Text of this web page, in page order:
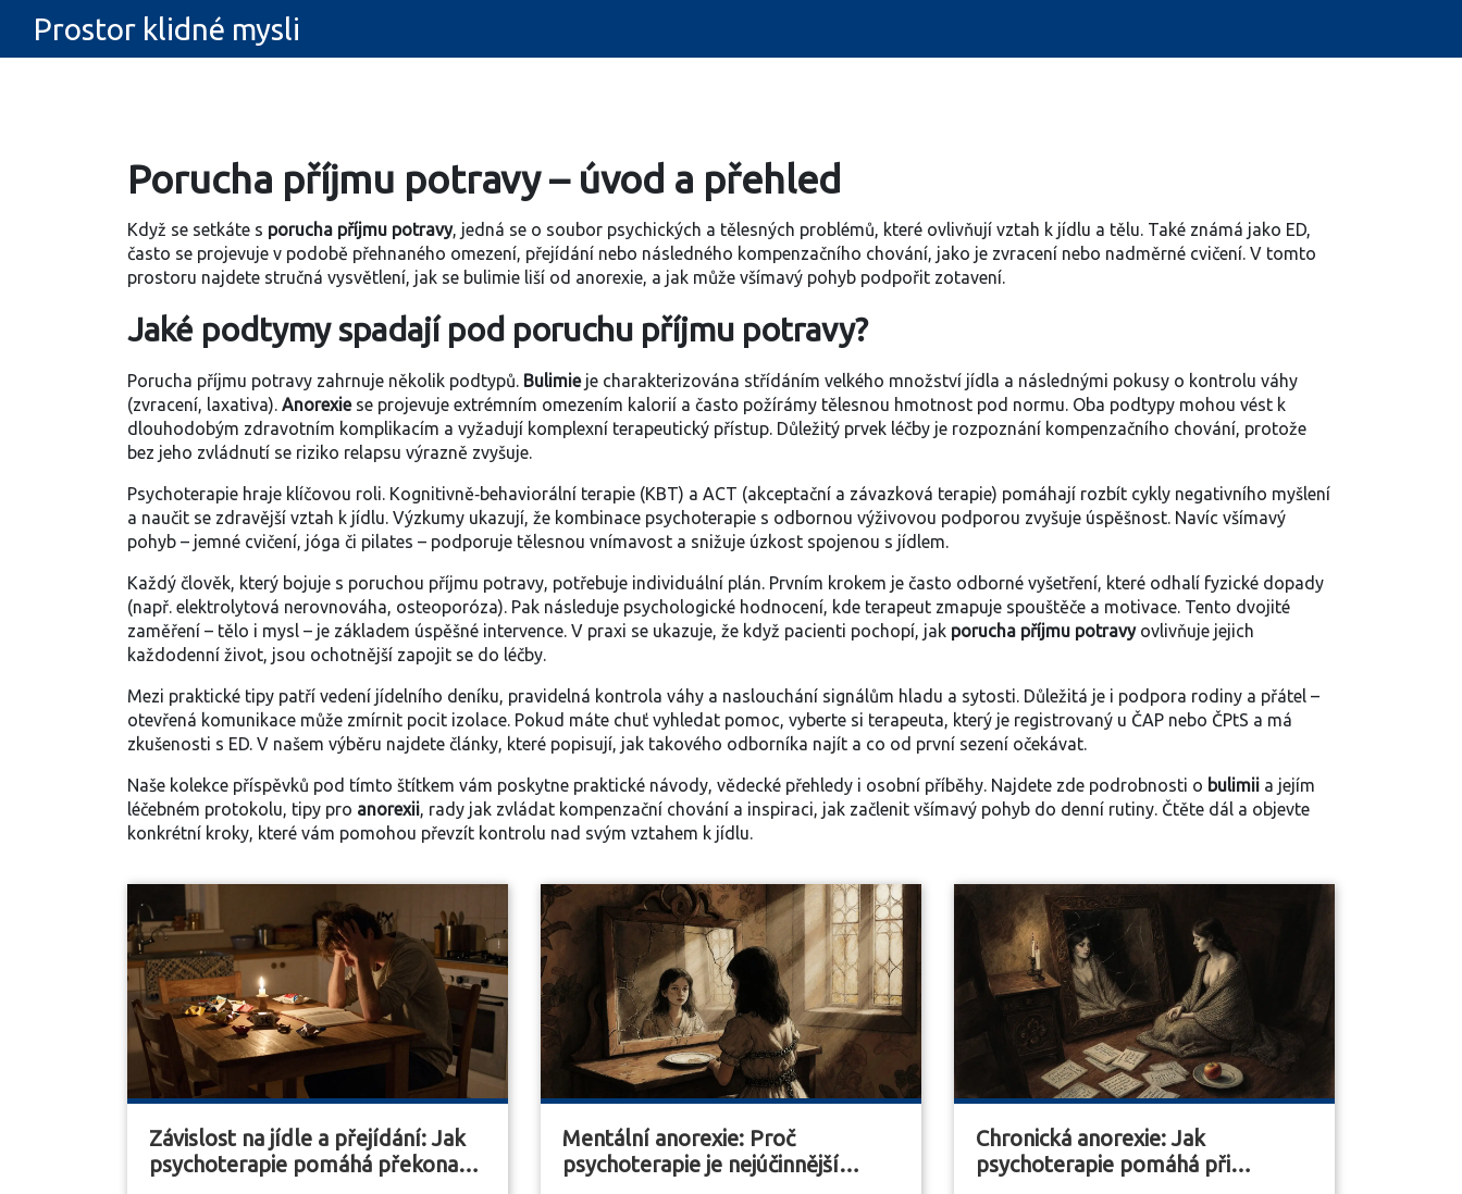
Prostor klidné mysli
Porucha příjmu potravy – úvod a přehled
Když se setkáte s porucha příjmu potravy, jedná se o soubor psychických a tělesných problémů, které ovlivňují vztah k jídlu a tělu. Také známá jako ED,
často se projevuje v podobě přehnaného omezení, přejídání nebo následného kompenzačního chování, jako je zvracení nebo nadměrné cvičení. V tomto
prostoru najdete stručná vysvětlení, jak se bulimie liší od anorexie, a jak může všímavý pohyb podpořit zotavení.
Jaké podtymy spadají pod poruchu příjmu potravy?
Porucha příjmu potravy zahrnuje několik podtypů. Bulimieje charakterizována střídáním velkého množství jídla a následnými pokusy o kontrolu váhy
(zvracení, laxativa). Anorexiese projevuje extrémním omezením kalorií a často požírámy tělesnou hmotnost pod normu. Oba podtypy mohou vést k
dlouhodobým zdravotním komplikacím a vyžadují komplexní terapeutický přístup. Důležitý prvek léčby je rozpoznání kompenzačního chování, protože
bez jeho zvládnutí se riziko relapsu výrazně zvyšuje.
Psychoterapie hraje klíčovou roli. Kognitivně‑behaviorální terapie (KBT) a ACT (akceptační a závazková terapie) pomáhají rozbít cykly negativního myšlení
a naučit se zdravější vztah k jídlu. Výzkumy ukazují, že kombinace psychoterapie s odbornou výživovou podporou zvyšuje úspěšnost. Navíc všímavý
pohyb – jemné cvičení, jóga či pilates – podporuje tělesnou vnímavost a snižuje úzkost spojenou s jídlem.
Každý člověk, který bojuje s poruchou příjmu potravy, potřebuje individuální plán. Prvním krokem je často odborné vyšetření, které odhalí fyzické dopady
(např. elektrolytová nerovnováha, osteoporóza). Pak následuje psychologické hodnocení, kde terapeut zmapuje spouštěče a motivace. Tento dvojité
zaměření – tělo i mysl – je základem úspěšné intervence. V praxi se ukazuje, že když pacienti pochopí, jak porucha příjmu potravyovlivňuje jejich
každodenní život, jsou ochotnější zapojit se do léčby.
Mezi praktické tipy patří vedení jídelního deníku, pravidelná kontrola váhy a naslouchání signálům hladu a sytosti. Důležitá je i podpora rodiny a přátel –
otevřená komunikace může zmírnit pocit izolace. Pokud máte chuť vyhledat pomoc, vyberte si terapeuta, který je registrovaný u ČAP nebo ČPtS a má
zkušenosti s ED. V našem výběru najdete články, které popisují, jak takového odborníka najít a co od první sezení očekávat.
Naše kolekce příspěvků pod tímto štítkem vám poskytne praktické návody, vědecké přehledy i osobní příběhy. Najdete zde podrobnosti o bulimii a jejím
léčebném protokolu, tipy pro anorexii, rady jak zvládat kompenzační chování a inspiraci, jak začlenit všímavý pohyb do denní rutiny. Čtěte dál a objevte
konkrétní kroky, které vám pomohou převzít kontrolu nad svým vztahem k jídlu.
Závislost na jídle a přejídání: Jak
psychoterapie pomáhá překonat
Mentální anorexie: Proč
psychoterapie je nejúčinnější
Chronická anorexie: Jak
psychoterapie pomáhá při